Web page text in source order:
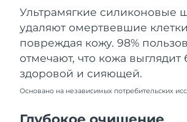
Ультрамягкие силиконовые
удаляют омертвевшие
повреждая кожу. 98%
отмечают, что кожа выглядит
здоровой и сияющей.
Основано на независимых потребительских
Люксембург
Макао (САР)